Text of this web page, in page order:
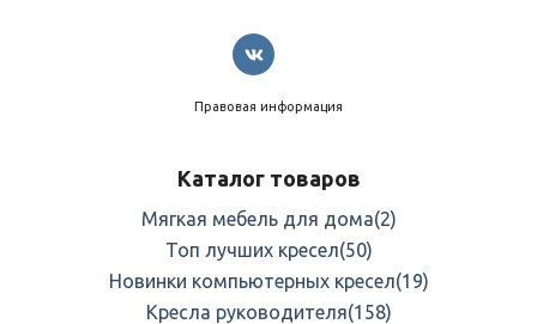
Правовая информация
Каталог товаров
Мягкая мебель для дома(2)
Топ лучших кресел(50)
Новинки компьютерных кресел(19)
Кресла руководителя(158)